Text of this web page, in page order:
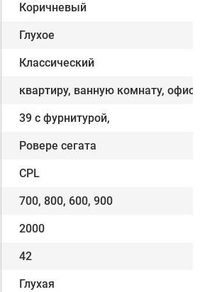
Коричневый
Глухое
Классический
квартиру, ванную комнату, офис
39 с фурнитурой,
Ровере сегата
CPL
700, 800, 600, 900
2000
42
Глухая